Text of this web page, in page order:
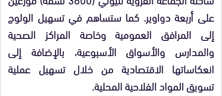
على أربعة دواوير. كما ستساهم في تسهيل الولوج
إلى المرافق العمومية وخاصة المراكز الصحية
والمدارس والأسواق الأسبوعية، بالإضافة إلى
انعكاساتها الاقتصادية من خلال تسهيل عملية
تسويق المواد الفلاحية المحلية.